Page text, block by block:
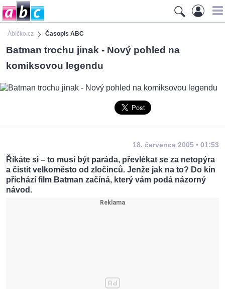
Ábíčko.cz Časopis ABC
Batman trochu jinak - Nový pohled na
komiksovou legendu
18. července 2005 • 01:53
Říkáte si – to musí být paráda, převlékat se za netopýra
a čistit velkoměsto od zločinců. Jenže jak na to? Do kin
přichází film Batman začíná, který vám podá názorný
návod.